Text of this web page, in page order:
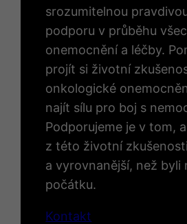
srozumitelnou
podporu v průběhu
onemocnění a léčby.
projít si životní
onkologické
najít sílu pro boj s
Podporujeme je v tom,
z této životní
a vyrovnanější, než byli
počátku.
Kontakt